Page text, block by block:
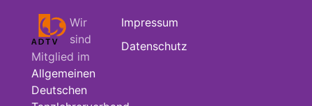
Wir
sind
Mitglied im
Allgemeinen
Deutschen
Impressum
Datenschutz